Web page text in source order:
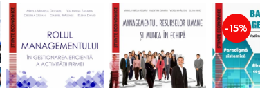
-15%